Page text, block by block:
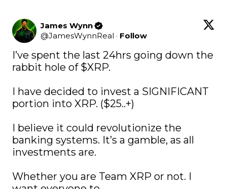
James Wynn
@JamesWynnReal · Follow
I’ve spent the last 24hrs going down the
rabbit hole of $XRP.
I have decided to invest a SIGNIFICANT
portion into XRP. ($25..+)
I believe it could revolutionize the
banking systems. It’s a gamble, as all
investments are.
Whether you are Team XRP or not. I